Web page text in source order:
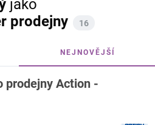
jako
prodejny
16
NEJNOVĚJŠÍ
prodejny Action -